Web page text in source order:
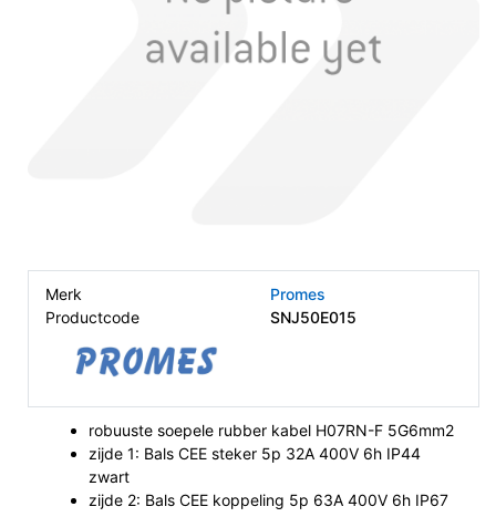
Merk
Promes
Productcode
SNJ50E015
robuuste soepele rubber kabel H07RN-F 5G6mm2
zijde 1: Bals CEE steker 5p 32A 400V 6h IP44
zwart
zijde 2: Bals CEE koppeling 5p 63A 400V 6h IP67